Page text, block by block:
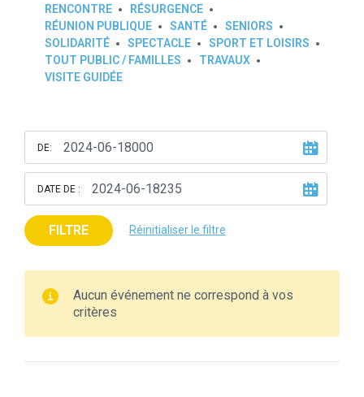
RENCONTRE
RÉSURGENCE
RÉUNION PUBLIQUE
SANTÉ
SENIORS
SOLIDARITÉ
SPECTACLE
SPORT ET LOISIRS
TOUT PUBLIC / FAMILLES
TRAVAUX
VISITE GUIDÉE
DE:
DATE DE :
FILTRE Réinitialiser le filtre
Aucun événement ne correspond à vos
critères